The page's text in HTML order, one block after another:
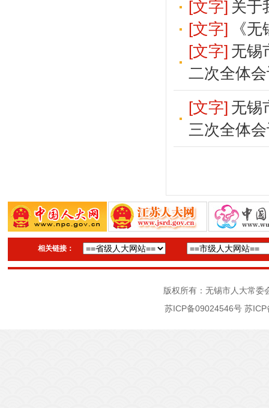
[文字] 关于
[文字]
《
[文字] 无锡
二次全体
[文字] 无锡
三次全体
相关链接：
版权所有：无锡市人大常
苏ICP备09024546号 苏ICP